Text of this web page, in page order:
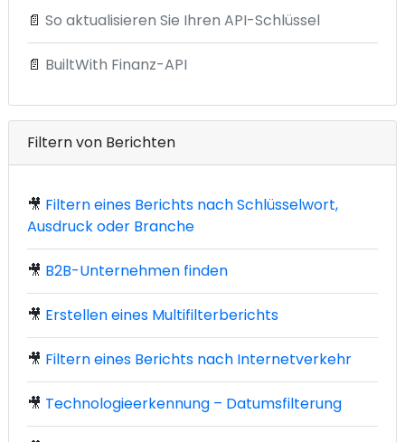
📄 So aktualisieren Sie Ihren API-Schlüssel
📄 BuiltWith Finanz-API
Filtern von Berichten
🎥 Filtern eines Berichts nach Schlüsselwort,
Ausdruck oder Branche
🎥 B2B-Unternehmen finden
🎥 Erstellen eines Multifilterberichts
🎥 Filtern eines Berichts nach Internetverkehr
🎥 Technologieerkennung – Datumsfilterung